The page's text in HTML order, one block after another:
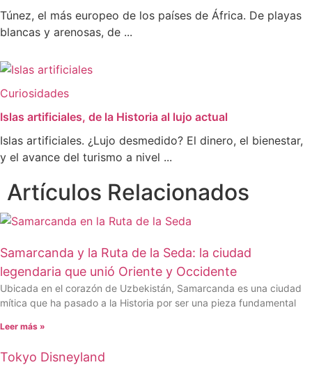
Túnez, el más europeo de los países de África. De playas
blancas y arenosas, de ...
Curiosidades
Islas artificiales, de la Historia al lujo actual
Islas artificiales. ¿Lujo desmedido? El dinero, el bienestar,
y el avance del turismo a nivel ...
Artículos Relacionados
Samarcanda y la Ruta de la Seda: la ciudad
legendaria que unió Oriente y Occidente
Ubicada en el corazón de Uzbekistán, Samarcanda es una ciudad
mítica que ha pasado a la Historia por ser una pieza fundamental
Leer más »
Tokyo Disneyland